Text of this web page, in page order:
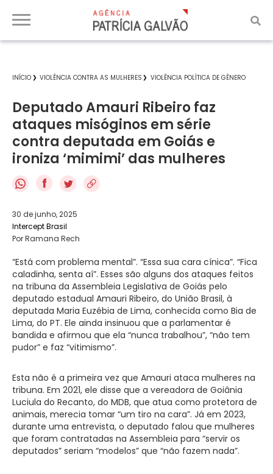
INÍCIO VIOLÊNCIA CONTRA AS MULHERES VIOLÊNCIA POLÍTICA DE GÊNERO
Deputado Amauri Ribeiro faz
ataques misóginos em série
contra deputada em Goiás e
ironiza ‘mimimi’ das mulheres
f
30 de junho, 2025
Intercept Brasil
Por Ramana Rech
“Está com problema mental”. “Essa sua cara cínica”. “Fica
caladinha, senta aí”. Esses são alguns dos ataques feitos
na tribuna da Assembleia Legislativa de Goiás pelo
deputado estadual Amauri Ribeiro, do União Brasil, à
deputada Maria Euzébia de Lima, conhecida como Bia de
Lima, do PT. Ele ainda insinuou que a parlamentar é
bandida e afirmou que ela “nunca trabalhou”, “não tem
pudor” e faz “vitimismo”.
Esta não é a primeira vez que Amauri ataca mulheres na
tribuna. Em 2021, ele disse que a vereadora de Goiânia
Luciula do Recanto, do MDB, que atua como protetora de
animais, merecia tomar “um tiro na cara”. Já em 2023,
durante uma entrevista, o deputado falou que mulheres
que foram contratadas na Assembleia para “servir os
deputados” seriam “modelos” que “não fazem nada”.